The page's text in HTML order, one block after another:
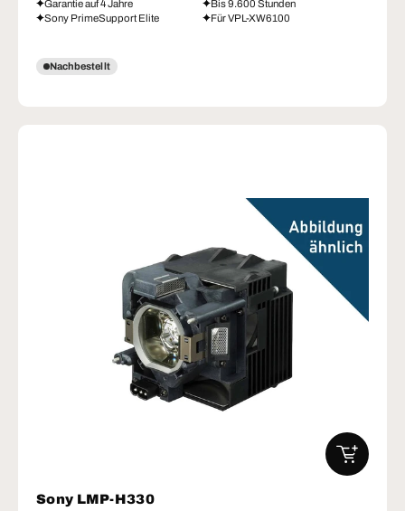
Garantie auf 4 Jahre
Bis 9.600 Stunden
Sony PrimeSupport Elite
Für VPL-XW6100
Nachbestellt
Sony LMP-H330
IN DEN